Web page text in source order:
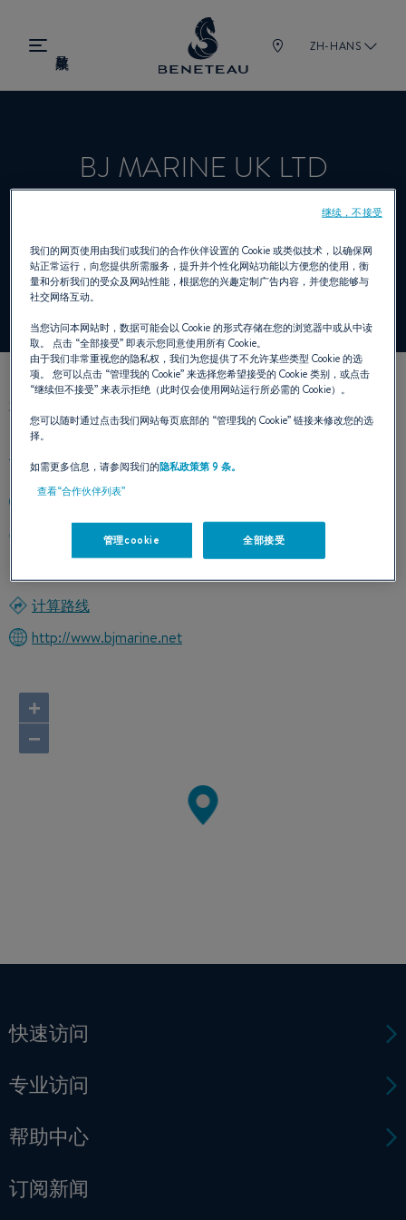
ZH-HANS
BJ MARINE UK LTD
经销商 帆船, 舷内机, 舷外机, 锋仕 为
BENETEAU
我们的联络方式
COMPASS HOUSE PENARTH MARINA, PENARTH
CF64 1TT CARDIFF
计算路线
http://www.bjmarine.net
+
−
快速访问
专业访问
帮助中心
订阅新闻
我们的网页使用由我们或我们的合作伙伴设置的 Cookie 或类似技术，以确保网
站正常运行，向您提供所需服务，提升并个性化网站功能以方便您的使用，衡
量和分析我们的受众及网站性能，根据您的兴趣定制广告内容，并使您能够与
社交网络互动。
当您访问本网站时，数据可能会以 Cookie 的形式存储在您的浏览器中或从中读
取。 点击 “全部接受”即表示您同意使用所有 Cookie。
由于我们非常重视您的隐私权，我们为您提供了不允许某些类型 Cookie 的选
项。 您可以点击 “管理我的 Cookie”来选择您希望接受的 Cookie 类别，或点击
“继续但不接受”来表示拒绝（此时仅会使用网站运行所必需的 Cookie）。
您可以随时通过点击我们网站每页底部的 “管理我的 Cookie”链接来修改您的选
择。
如需更多信息，请参阅我们的隐私政策第 9 条。
查看“合作伙伴列表”
管理cookie 全部接受
继续，不接受